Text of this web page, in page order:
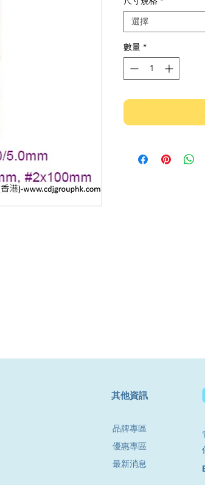
選擇
數量 *
其他資訊
品牌專區
優惠專區
最新消息